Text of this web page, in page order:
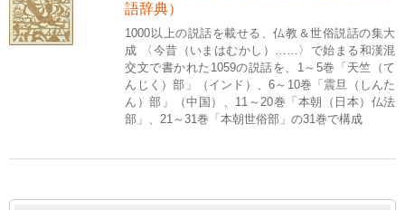
語辞典）
1000以上の説話を載せる、仏教＆世俗説話の集大
成 〈今昔（いまはむかし）……〉で始まる和漢混
交文で書かれた1059の説話を、1～5巻「天竺（て
んじく）部」（インド）、6～10巻「震旦（しんた
ん）部」（中国）、11～20巻「本朝（日本）仏法
部」、21～31巻「本朝世俗部」の31巻で構成